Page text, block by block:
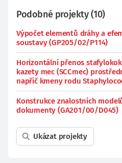
Podobné projekty(10)
Výpočet elementů dráhy a
soustavy (GP205/02/P114)
Horizontální přenos
kazety mec (SCCmec)
napříč kmeny rodu
Konstrukce znalostních
dokumenty (GA201/00/D045)
Ukázat projekty